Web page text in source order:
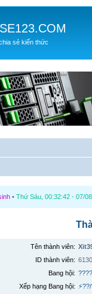
sẻ kiến thức
• Thứ Sáu, 00:32:42 - 07/
Tên thành viên:
ID thành viên:
Bang hội:
Xếp hạng Bang hội: